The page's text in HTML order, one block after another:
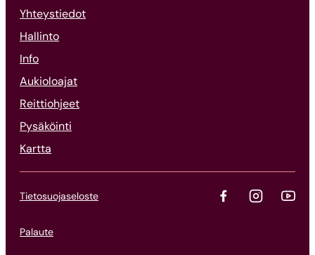
Yhteystiedot
Hallinto
Info
Aukioloajat
Reittiohjeet
Pysäköinti
Kartta
Tietosuojaseloste
Palaute